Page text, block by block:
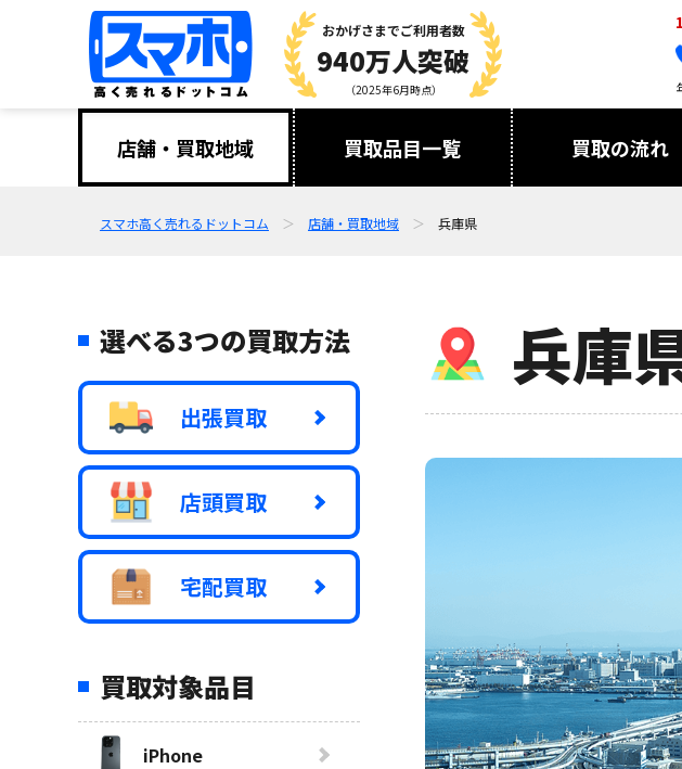
おかげさまでご利用者数
940万人突破
（2025年6月時点）
店舗・買取地域 買取品目一覧 買取の流れ
スマホ高く売れるドットコム 店舗・買取地域 兵庫県
兵庫
選べる3つの買取方法
出張買取
店頭買取
宅配買取
買取対象品目
iPhone